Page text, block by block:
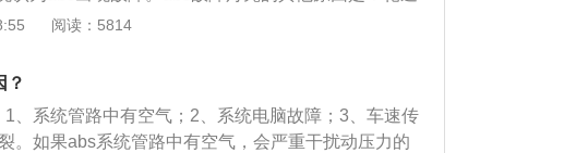
推到底，再放松刹车踏板，完成自我设定位置；更换
制动时如果车轮抱死，车辆会失控打滑，使驾驶员无
，安全隐患较大。
或ABS/ASR计算机。状态4：ABS警告灯高速行驶亮
钢圈规格不正确。处理方案：参考车辆轮胎规格及钢
铁。状态5：ABS警告灯间间歇性亮起。原因：刹车
部接触不良。处理方案：引擎发动，踏下刹车踏板，
引擎转速上升，电压上升，ABS指示灯熄灭；ABS
源供应（如电压继电器或电源接触不良）。状态3：
亮着，直到引擎IGFF才熄灭。原因：ABS油压阀体搭
阀体电线接头接触不良；ABS计算机故障。处理方
电磁阀、abs电脑故障。abs全称为制动防抱死系统，
大值。汽车内的指示灯及作用分别为：1、发动机故
瓶指示灯：电量耗光或发电机故障；3、机油报警
阅读：5814
？
、系统管路中有空气；2、系统电脑故障；3、车速传
。如果abs系统管路中有空气，会严重干扰动压力的